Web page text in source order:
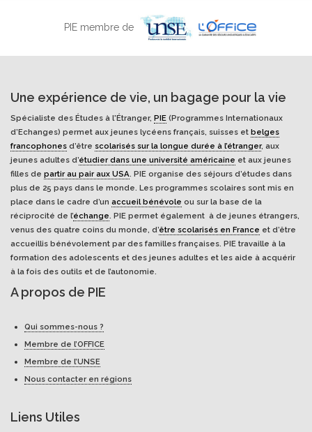
PIE membre de
Une expérience de vie, un bagage pour la vie
Spécialiste des Études à l'Étranger, PIE (Programmes Internationaux
d’Echanges) permet aux jeunes lycéens français, suisses et belges
francophones d’être scolarisés sur la longue durée à l’étranger, aux
jeunes adultes d’étudier dans une université américaine et aux jeunes
filles de partir au pair aux USA. PIE organise des séjours d’études dans
plus de 25 pays dans le monde. Les programmes scolaires sont mis en
place dans le cadre d’un accueil bénévole ou sur la base de la
réciprocité de l’échange. PIE permet également à de jeunes étrangers,
venus des quatre coins du monde, d’être scolarisés en France et d’être
accueillis bénévolement par des familles françaises. PIE travaille à la
formation des adolescents et des jeunes adultes et les aide à acquérir
à la fois des outils et de l’autonomie.
A propos de PIE
Qui sommes-nous ?
Membre de l’OFFICE
Membre de l’UNSE
Nous contacter en régions
Liens Utiles